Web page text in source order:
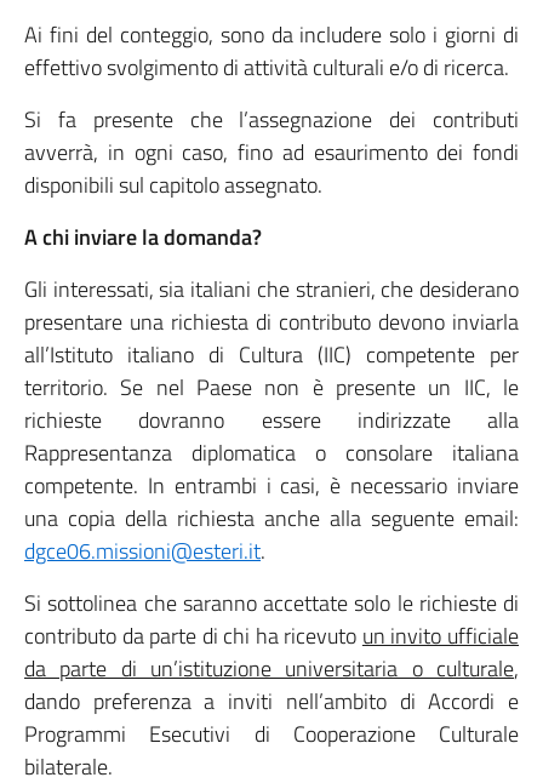
Ai fini del conteggio, sono da includere solo i giorni di
effettivo svolgimento di attività culturali e/o di ricerca.
Si fa presente che l’assegnazione dei contributi
avverrà, in ogni caso, fino ad esaurimento dei fondi
disponibili sul capitolo assegnato.
A chi inviare la domanda?
Gli interessati, sia italiani che stranieri, che desiderano
presentare una richiesta di contributo devono inviarla
all’Istituto italiano di Cultura (IIC) competente per
territorio. Se nel Paese non è presente un IIC, le
richieste dovranno essere indirizzate alla
Rappresentanza diplomatica o consolare italiana
competente. In entrambi i casi, è necessario inviare
una copia della richiesta anche alla seguente email:
dgce06.missioni@esteri.it.
Si sottolinea che saranno accettate solo le richieste di
contributo da parte di chi ha ricevuto un invito ufficiale
da parte di un’istituzione universitaria o culturale,
dando preferenza a inviti nell’ambito di Accordi e
Programmi Esecutivi di Cooperazione Culturale
bilaterale.